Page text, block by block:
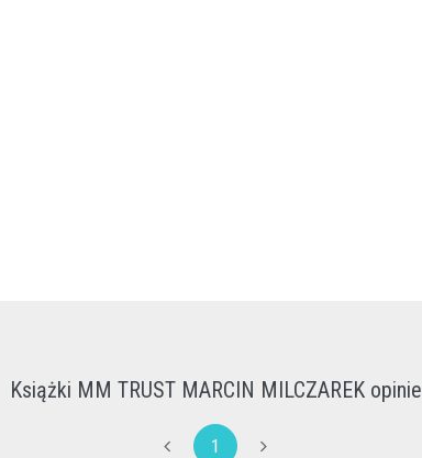
Książki MM TRUST MARCIN MILCZAREK opinie
1